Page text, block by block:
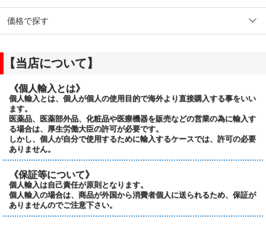
価格で探す
【当店について】
《個人輸入とは》
個人輸入とは、個人が個人の使用目的で海外より直接購入する事をいい
ます。
医薬品、医薬部外品、化粧品や医療機器を販売などの営業の為に輸入す
る場合は、厚生労働大臣の許可が必要です。
しかし、個人が自分で使用するために輸入するケースでは、許可の必要
ありません。
《保証等について》
個人輸入は自己責任が原則となります。
個人輸入の場合は、商品が外国から消費者個人に送られるため、保証が
ありませんのでご注意下さい。